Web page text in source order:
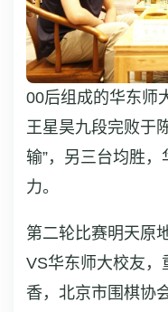
00后组成的华东师
王星昊九段完败于
输”，另三台均胜
力。
第二轮比赛明天原
VS华东师大校友，
香，北京市围棋协